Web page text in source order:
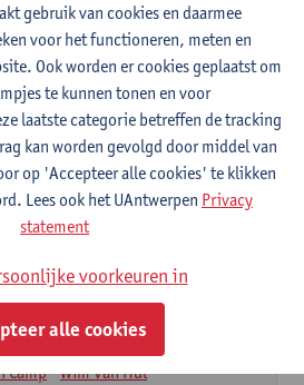
L Van Den Bosch
Annick Van Riel
Steven Weekx
Loof
Guido De Meyer
Dominique Jans
zorg II
Loof
Camp Wim Van Hul
gebruik van cookies en daarmee
voor het functioneren, meten en
Ook worden er cookies geplaatst om
te kunnen tonen en voor
laatste categorie betreffen de tracking
kan worden gevolgd door middel van
op 'Accepteer alle cookies' te klikken
Lees ook het UAntwerpen Privacy
statement
voorkeuren in
alle cookies